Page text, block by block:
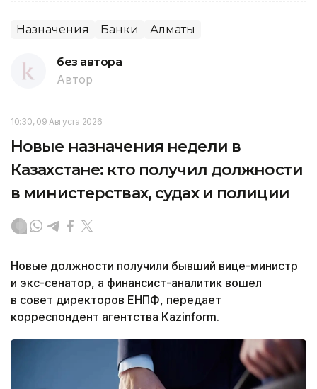
Назначения Банки Алматы
без автора
Автор
10:30, 09 Августа 2026
Новые назначения недели в
Казахстане: кто получил должности
в министерствах, судах и полиции
Новые должности получили бывший вице-министр
и экс-сенатор, а финансист-аналитик вошел
в совет директоров ЕНПФ, передает
корреспондент агентства Kazinform.